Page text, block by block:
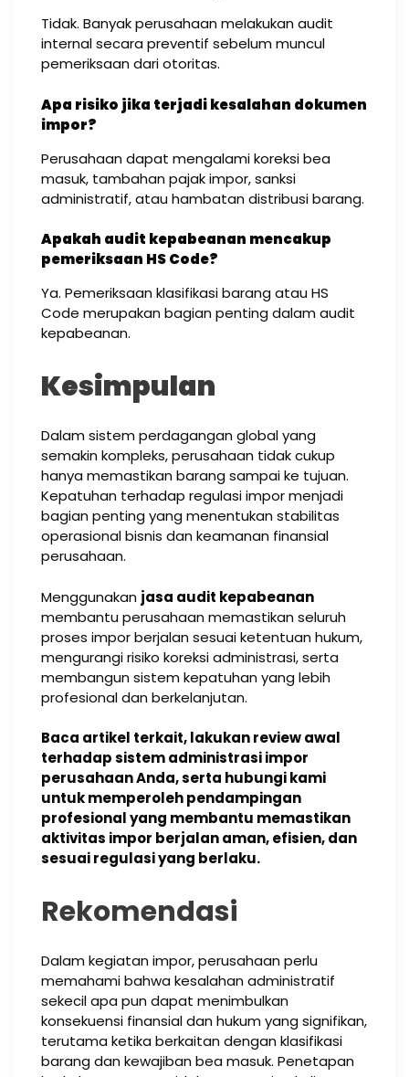
Tidak. Banyak perusahaan melakukan audit
internal secara preventif sebelum muncul
pemeriksaan dari otoritas.
Apa risiko jika terjadi kesalahan dokumen
impor?
Perusahaan dapat mengalami koreksi bea
masuk, tambahan pajak impor, sanksi
administratif, atau hambatan distribusi barang.
Apakah audit kepabeanan mencakup
pemeriksaan HS Code?
Ya. Pemeriksaan klasifikasi barang atau HS
Code merupakan bagian penting dalam audit
kepabeanan.
Kesimpulan
Dalam sistem perdagangan global yang
semakin kompleks, perusahaan tidak cukup
hanya memastikan barang sampai ke tujuan.
Kepatuhan terhadap regulasi impor menjadi
bagian penting yang menentukan stabilitas
operasional bisnis dan keamanan finansial
perusahaan.
Menggunakan jasa audit kepabeanan
membantu perusahaan memastikan seluruh
proses impor berjalan sesuai ketentuan hukum,
mengurangi risiko koreksi administrasi, serta
membangun sistem kepatuhan yang lebih
profesional dan berkelanjutan.
Baca artikel terkait, lakukan review awal
terhadap sistem administrasi impor
perusahaan Anda, serta hubungi kami
untuk memperoleh pendampingan
profesional yang membantu memastikan
aktivitas impor berjalan aman, efisien, dan
sesuai regulasi yang berlaku.
Rekomendasi
Dalam kegiatan impor, perusahaan perlu
memahami bahwa kesalahan administratif
sekecil apa pun dapat menimbulkan
konsekuensi finansial dan hukum yang signifikan,
terutama ketika berkaitan dengan klasifikasi
barang dan kewajiban bea masuk. Penetapan